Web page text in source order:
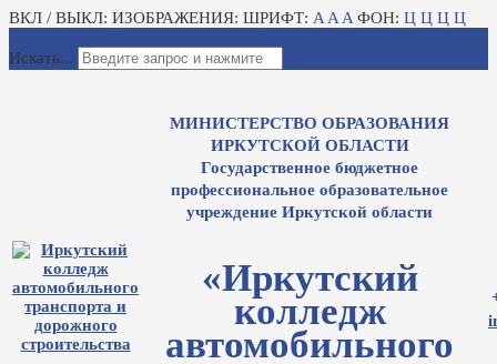
ВКЛ / ВЫКЛ: ИЗОБРАЖЕНИЯ: ШРИФТ: A A A ФОН: Ц Ц Ц Ц
Искать...
МИНИСТЕРСТВО ОБРАЗОВАНИЯ
ИРКУТСКОЙ ОБЛАСТИ
Государственное бюджетное
профессиональное образовательное
учреждение Иркутской области
«Иркутский
колледж
автомобильного